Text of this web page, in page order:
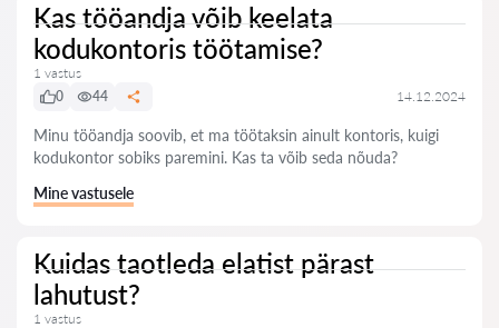
Kas tööandja võib keelata
kodukontoris töötamise?
1 vastus
0
44 14.12.2024
Minu tööandja soovib, et ma töötaksin ainult kontoris, kuigi
kodukontor sobiks paremini. Kas ta võib seda nõuda?
Mine vastusele
Kuidas taotleda elatist pärast
lahutust?
1 vastus